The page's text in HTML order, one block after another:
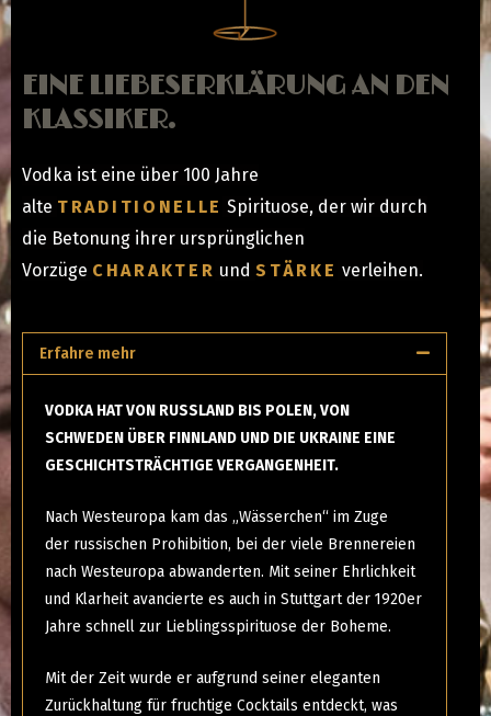
EINE LIEBESERKLÄRUNG AN DEN
KLASSIKER.
Vodka ist eine über 100 Jahre
alte TRADITIONELLE Spirituose, der wir durch
die Betonung ihrer ursprünglichen
Vorzüge CHARAKTER undSTÄRKE verleihen.
Erfahre mehr
VODKA HAT VON RUSSLAND BIS POLEN, VON
SCHWEDEN ÜBER FINNLAND UND DIE UKRAINE EINE
GESCHICHTSTRÄCHTIGE VERGANGENHEIT.
Nach Westeuropa kam das „Wässerchen“ im Zuge
der russischen Prohibition, bei der viele Brennereien
nach Westeuropa abwanderten. Mit seiner Ehrlichkeit
und Klarheit avancierte es auch in Stuttgart der 1920er
Jahre schnell zur Lieblingsspirituose der Boheme.
Mit der Zeit wurde er aufgrund seiner eleganten
Zurückhaltung für fruchtige Cocktails entdeckt, was